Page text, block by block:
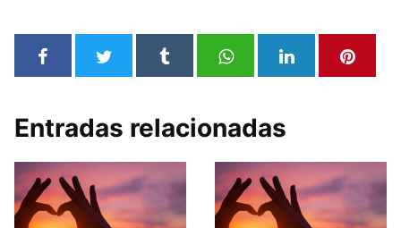
Entradas relacionadas